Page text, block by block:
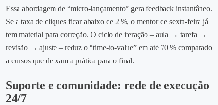
Essa abordagem de “micro‑lançamento” gera feedback instantâneo.
Se a taxa de cliques ficar abaixo de 2 %, o mentor de sexta‑feira já
tem material para correção. O ciclo de iteração – aula → tarefa →
revisão → ajuste – reduz o “time‑to‑value” em até 70 % comparado
a cursos que deixam a prática para o final.
Suporte e comunidade: rede de execução
24/7